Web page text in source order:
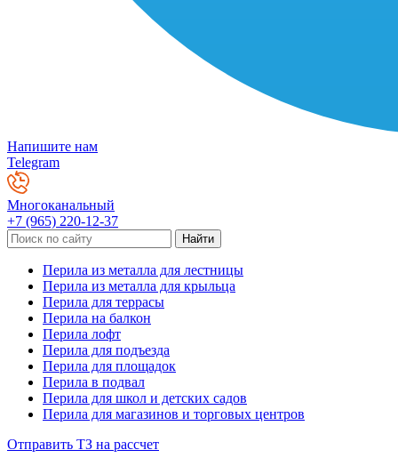
Напишите нам
Telegram
Многоканальный
+7 (965) 220-12-37
Перила из металла для лестницы
Перила из металла для крыльца
Перила для террасы
Перила на балкон
Перила лофт
Перила для подъезда
Перила для площадок
Перила в подвал
Перила для школ и детских садов
Перила для магазинов и торговых центров
Отправить ТЗ на рассчет